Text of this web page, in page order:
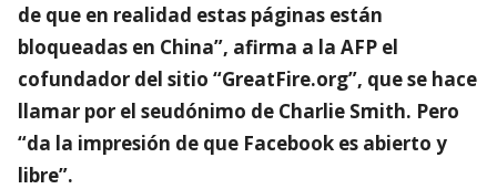
de que en realidad estas páginas están
bloqueadas en China”, afirma a la AFP el
cofundador del sitio “GreatFire.org”, que se hace
llamar por el seudónimo de Charlie Smith. Pero
“da la impresión de que Facebook es abierto y
libre”.